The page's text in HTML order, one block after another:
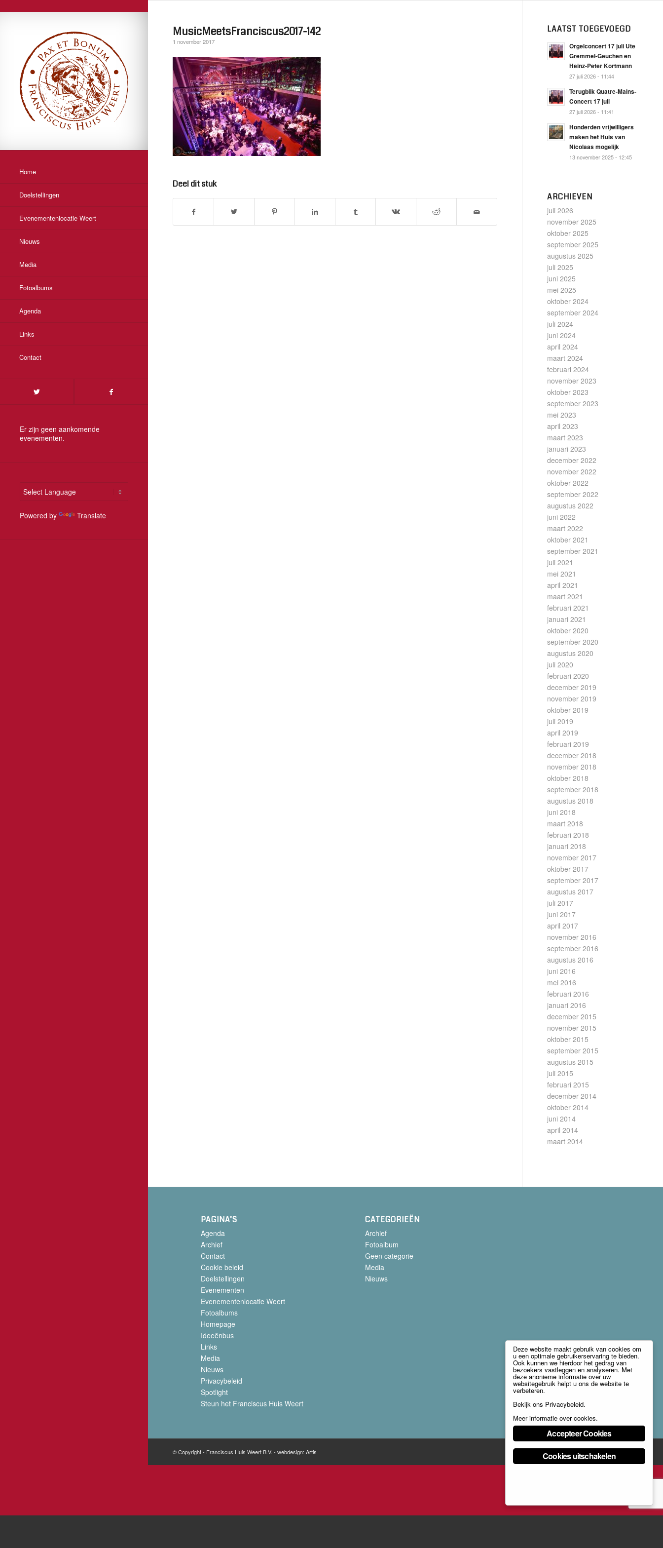
Home
Doelstellingen
Evenementenlocatie Weert
Nieuws
Media
Fotoalbums
Agenda
Links
Contact
Er zijn geen aankomende
evenementen.
Powered by Translate
MusicMeetsFranciscus2017-142
1 november 2017
Deel dit stuk
LAATST TOEGEVOEGD
Orgelconcert 17 juli Ute
Gremmel-Geuchen en
Heinz-Peter Kortmann
27 juli 2026 - 11:44
Terugblik Quatre-Mains-
Concert 17 juli
27 juli 2026 - 11:41
Honderden vrijwilligers
maken het Huis van
Nicolaas mogelijk
13 november 2025 - 12:45
ARCHIEVEN
juli 2026
november 2025
oktober 2025
september 2025
augustus 2025
juli 2025
juni 2025
mei 2025
oktober 2024
september 2024
juli 2024
juni 2024
april 2024
maart 2024
februari 2024
november 2023
oktober 2023
september 2023
mei 2023
april 2023
maart 2023
januari 2023
december 2022
november 2022
oktober 2022
september 2022
augustus 2022
juni 2022
maart 2022
oktober 2021
september 2021
juli 2021
mei 2021
april 2021
maart 2021
februari 2021
januari 2021
oktober 2020
september 2020
augustus 2020
juli 2020
februari 2020
december 2019
november 2019
oktober 2019
juli 2019
april 2019
februari 2019
december 2018
november 2018
oktober 2018
september 2018
augustus 2018
juni 2018
maart 2018
februari 2018
januari 2018
november 2017
oktober 2017
september 2017
augustus 2017
juli 2017
juni 2017
april 2017
november 2016
september 2016
augustus 2016
juni 2016
mei 2016
februari 2016
januari 2016
december 2015
november 2015
oktober 2015
september 2015
augustus 2015
juli 2015
februari 2015
december 2014
oktober 2014
juni 2014
april 2014
maart 2014
PAGINA’S
Agenda
Archief
Contact
Cookie beleid
Doelstellingen
Evenementen
Evenementenlocatie Weert
Fotoalbums
Homepage
Ideeënbus
Links
Media
Nieuws
Privacybeleid
Spotlight
Steun het Franciscus Huis Weert
CATEGORIEËN
Archief
Fotoalbum
Geen categorie
Media
Nieuws
© Copyright - Franciscus Huis Weert B.V. - webdesign: Artis
Deze website maakt gebruik van cookies om
u een optimale gebruikerservaring te bieden.
Ook kunnen we hierdoor het gedrag van
bezoekers vastleggen en analyseren. Met
deze anonieme informatie over uw
websitegebruik helpt u ons de website te
verbeteren.
Bekijk ons Privacybeleid.
Meer informatie over cookies.
Accepteer Cookies
Cookies uitschakelen